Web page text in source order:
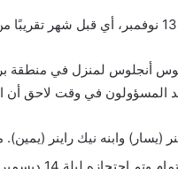
المسؤولون في وقت لاحق أن
(يسار) وابنه نيك راينر (يمين).